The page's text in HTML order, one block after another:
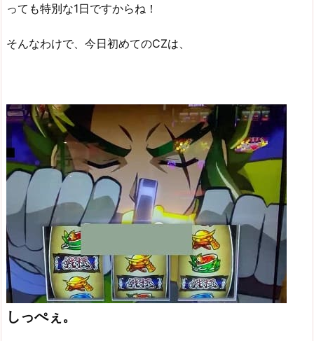
っても特別な1日ですからね！
そんなわけで、今日初めてのCZは、
しっぺぇ。